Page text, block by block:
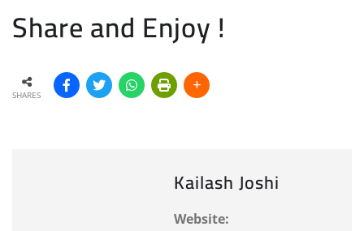
Share and Enjoy !
SHARES
Kailash Joshi
Website: